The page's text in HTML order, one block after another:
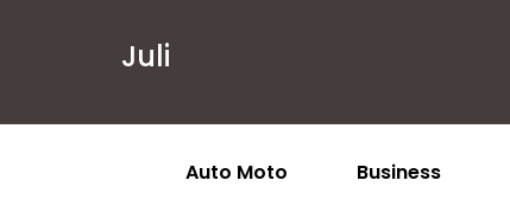
Juli
Auto Moto Business